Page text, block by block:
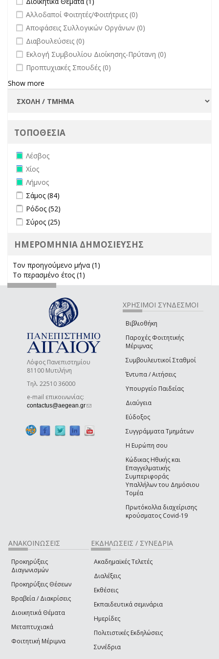
undefined
Αλλοδαποί Φοιτητές/Φοιτήτριες (0)
undefined
Αποφάσεις Συλλογικών Οργάνων (0)
undefined
Διαβουλεύσεις (0)
undefined
Εκλογή Συμβουλίου Διοίκησης-Πρύτανη (0)
undefined
Προπτυχιακές Σπουδές (0)
Show more
ΤΟΠΟΘΕΣΙΑ
Remove Λέσβος filter
Λέσβος
Remove Χίος filter
Χίος
Remove Λήμνος filter
Λήμνος
Apply Σάμος filter
Σάμος (84)
Apply Ρόδος filter
Ρόδος (52)
Apply Σύρος filter
Σύρος (25)
ΗΜΕΡΟΜΗΝΙΑ ΔΗΜΟΣΙΕΥΣΗΣ
Τον προηγούμενο μήνα (1)
Το περασμένο έτος (1)
Λόφος Πανεπιστημίου
81100 Μυτιλήνη
Τηλ. 22510 36000
e-mail επικοινωνίας:
contactus@aegean.gr(link sends e-mail)
ΧΡΗΣΙΜΟΙ ΣΥΝΔΕΣΜΟΙ
Βιβλιοθήκη
Παροχές Φοιτητικής
Μέριμνας
Συμβουλευτικοί Σταθμοί
Έντυπα / Αιτήσεις
Υπουργείο Παιδείας
Διαύγεια
Εύδοξος
Συγγράμματα Τμημάτων
Η Ευρώπη σου
Κώδικας Ηθικής και
Επαγγελματικής
Συμπεριφοράς
Υπαλλήλων του Δημόσιου
Τομέα
Πρωτόκολλα διαχείρισης
κρούσματος Covid-19
ΑΝΑΚΟΙΝΩΣΕΙΣ
Προκηρύξεις
Διαγωνισμών
Προκηρύξεις Θέσεων
Βραβεία / Διακρίσεις
Διοικητικά Θέματα
Μεταπτυχιακά
Φοιτητική Μέριμνα
ΕΚΔΗΛΩΣΕΙΣ / ΣΥΝΕΔΡΙΑ
Ακαδημαϊκές Τελετές
Διαλέξεις
Εκθέσεις
Εκπαιδευτικά σεμινάρια
Ημερίδες
Πολιτιστικές Εκδηλώσεις
Συνέδρια